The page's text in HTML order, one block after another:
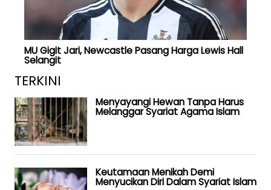
MU Gigit Jari, Newcastle Pasang Harga Lewis Hall
Selangit
TERKINI
Menyayangi Hewan Tanpa Harus
Melanggar Syariat Agama Islam
Keutamaan Menikah Demi
Menyucikan Diri Dalam Syariat Islam